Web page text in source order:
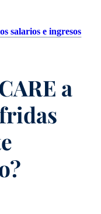
salarios e ingresos
a